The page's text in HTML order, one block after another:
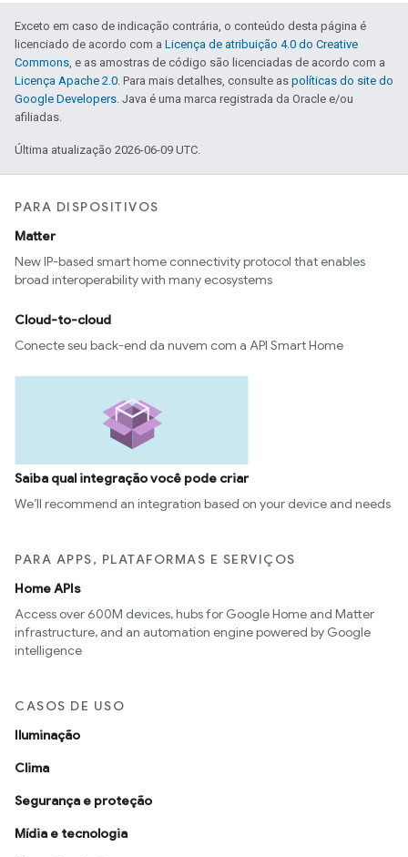
Exceto em caso de indicação contrária, o conteúdo desta página é
licenciado de acordo com a Licença de atribuição 4.0 do Creative
Commons, e as amostras de código são licenciadas de acordo com a
Licença Apache 2.0. Para mais detalhes, consulte as políticas do site do
Google Developers. Java é uma marca registrada da Oracle e/ou
afiliadas.
Última atualização 2026-06-09 UTC.
PARA DISPOSITIVOS
Matter
New IP-based smart home connectivity protocol that enables
broad interoperability with many ecosystems
Cloud-to-cloud
Conecte seu back-end da nuvem com a API Smart Home
Saiba qual integração você pode criar
We’ll recommend an integration based on your device and needs
PARA APPS, PLATAFORMAS E SERVIÇOS
Home APIs
Access over 600M devices, hubs for Google Home and Matter
infrastructure, and an automation engine powered by Google
intelligence
CASOS DE USO
Iluminação
Clima
Segurança e proteção
Mídia e tecnologia